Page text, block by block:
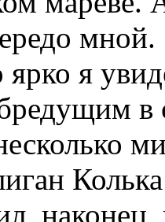
мной.
я
в
наконец,